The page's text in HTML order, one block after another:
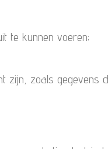
te kunnen voeren;
zoals gegevens